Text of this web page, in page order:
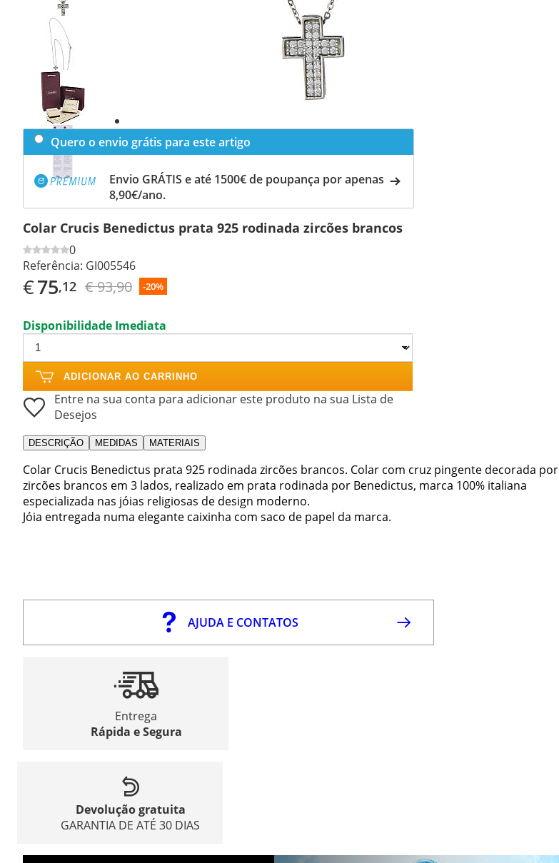
Previous
slide
Next
slide
Quero o envio grátis para este artigo
Envio GRÁTIS e até 1500€ de poupança por apenas
8,90€/ano.
Colar Crucis Benedictus prata 925 rodinada zircões brancos
0
Referência: GI005546
€75,12 € 93,90 -20%
Disponibilidade Imediata
ADICIONAR AO CARRINHO
Entre na sua conta para adicionar este produto na sua Lista de
Desejos
DESCRIÇÃO MEDIDAS MATERIAIS
Colar Crucis Benedictus prata 925 rodinada zircões brancos. Colar com cruz pingente decorada por
zircões brancos em 3 lados, realizado em prata rodinada por Benedictus, marca 100% italiana
especializada nas jóias religiosas de design moderno.
Jóia entregada numa elegante caixinha com saco de papel da marca.
AJUDA E CONTATOS
Entrega
Rápida e Segura
Devolução gratuita
GARANTIA DE ATÉ 30 DIAS